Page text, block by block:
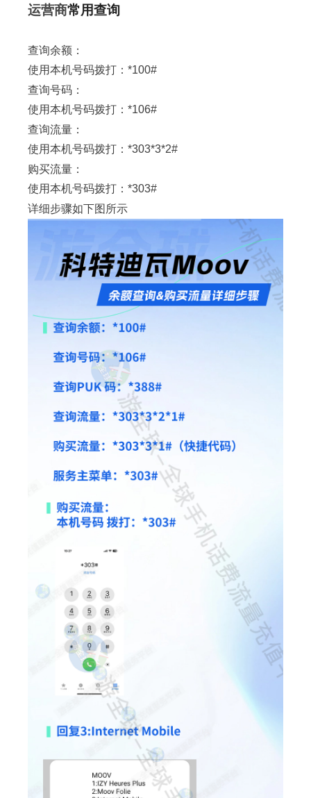
运营商常用查询
查询余额：
使用本机号码拨打：*100#
查询号码：
使用本机号码拨打：*106#
查询流量：
使用本机号码拨打：*303*3*2#
购买流量：
使用本机号码拨打：*303#
详细步骤如下图所示